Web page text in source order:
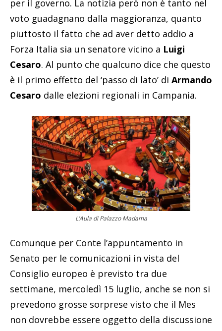
per il governo. La notizia però non è tanto nel
voto guadagnano dalla maggioranza, quanto
piuttosto il fatto che ad aver detto addio a
Forza Italia sia un senatore vicino a Luigi
Cesaro. Al punto che qualcuno dice che questo
è il primo effetto del ‘passo di lato’ di Armando
Cesaro dalle elezioni regionali in Campania.
L’Aula di Palazzo Madama
Comunque per Conte l’appuntamento in
Senato per le comunicazioni in vista del
Consiglio europeo è previsto tra due
settimane, mercoledì 15 luglio, anche se non si
prevedono grosse sorprese visto che il Mes
non dovrebbe essere oggetto della discussione